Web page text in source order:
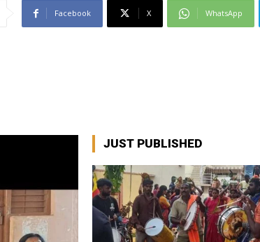
Facebook X WhatsApp
JUST PUBLISHED